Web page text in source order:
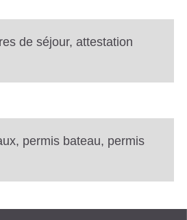
de séjour, attestation
permis bateau, permis